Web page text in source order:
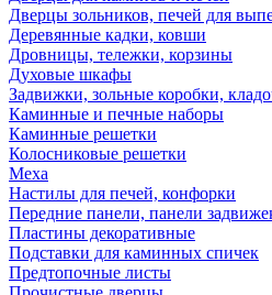
Дверцы зольников, печей для
Деревянные кадки, ковши
Дровницы, тележки, корзины
Духовые шкафы
Задвижки, зольные коробки,
Каминные и печные наборы
Каминные решетки
Колосниковые решетки
Меха
Настилы для печей, конфорки
Передние панели, панели
Пластины декоративные
Подставки для каминных спичек
Предтопочные листы